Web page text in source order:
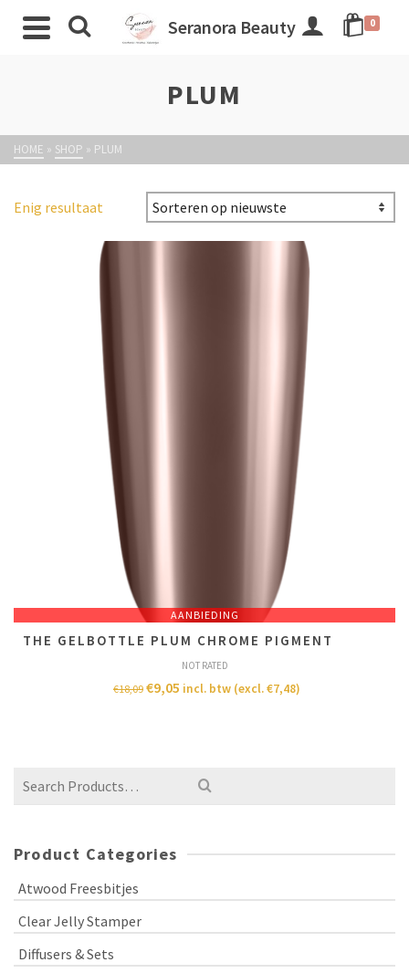
Seranora Beauty 0
PLUM
HOME » SHOP » PLUM
Enig resultaat
AANBIEDING
THE GELBOTTLE PLUM CHROME PIGMENT
NOT RATED
€18,09 €9,05 incl. btw (excl.€7,48)
Product Categories
Atwood Freesbitjes
Clear Jelly Stamper
Diffusers & Sets